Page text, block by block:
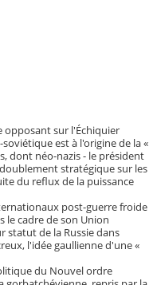
opposant sur l'Échiquier
est à l'origine de la «
dont néo-nazis - le président
stratégique sur les
du reflux de la puissance
post-guerre froide
le cadre de son Union
statut de la Russie dans
l'idée gaullienne d'une «
du Nouvel ordre